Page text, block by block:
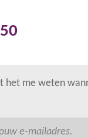
het me weten